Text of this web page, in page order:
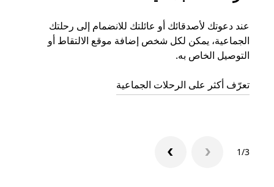
عند دعوتك لأصدقائك أو عائلتك للانضمام إلى رحلتك
الجماعية، يمكن لكل شخص إضافة موقع الالتقاط أو
التوصيل الخاص به.
تعرّف أكثر على الرحلات الجماعية
1/3